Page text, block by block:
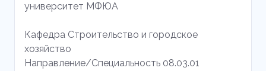
университет МФЮА
Кафедра Строительство и городское
хозяйство
Направление/Специальность 08.03.01